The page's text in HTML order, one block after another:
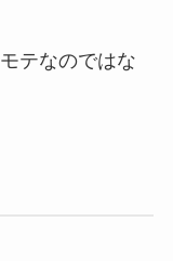
テなのではな